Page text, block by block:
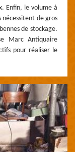
Enfin, le volume à
nécessitent de gros
de stockage.
Marc Antiquaire
pour réaliser le